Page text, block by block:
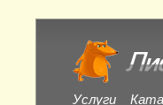
Услуги